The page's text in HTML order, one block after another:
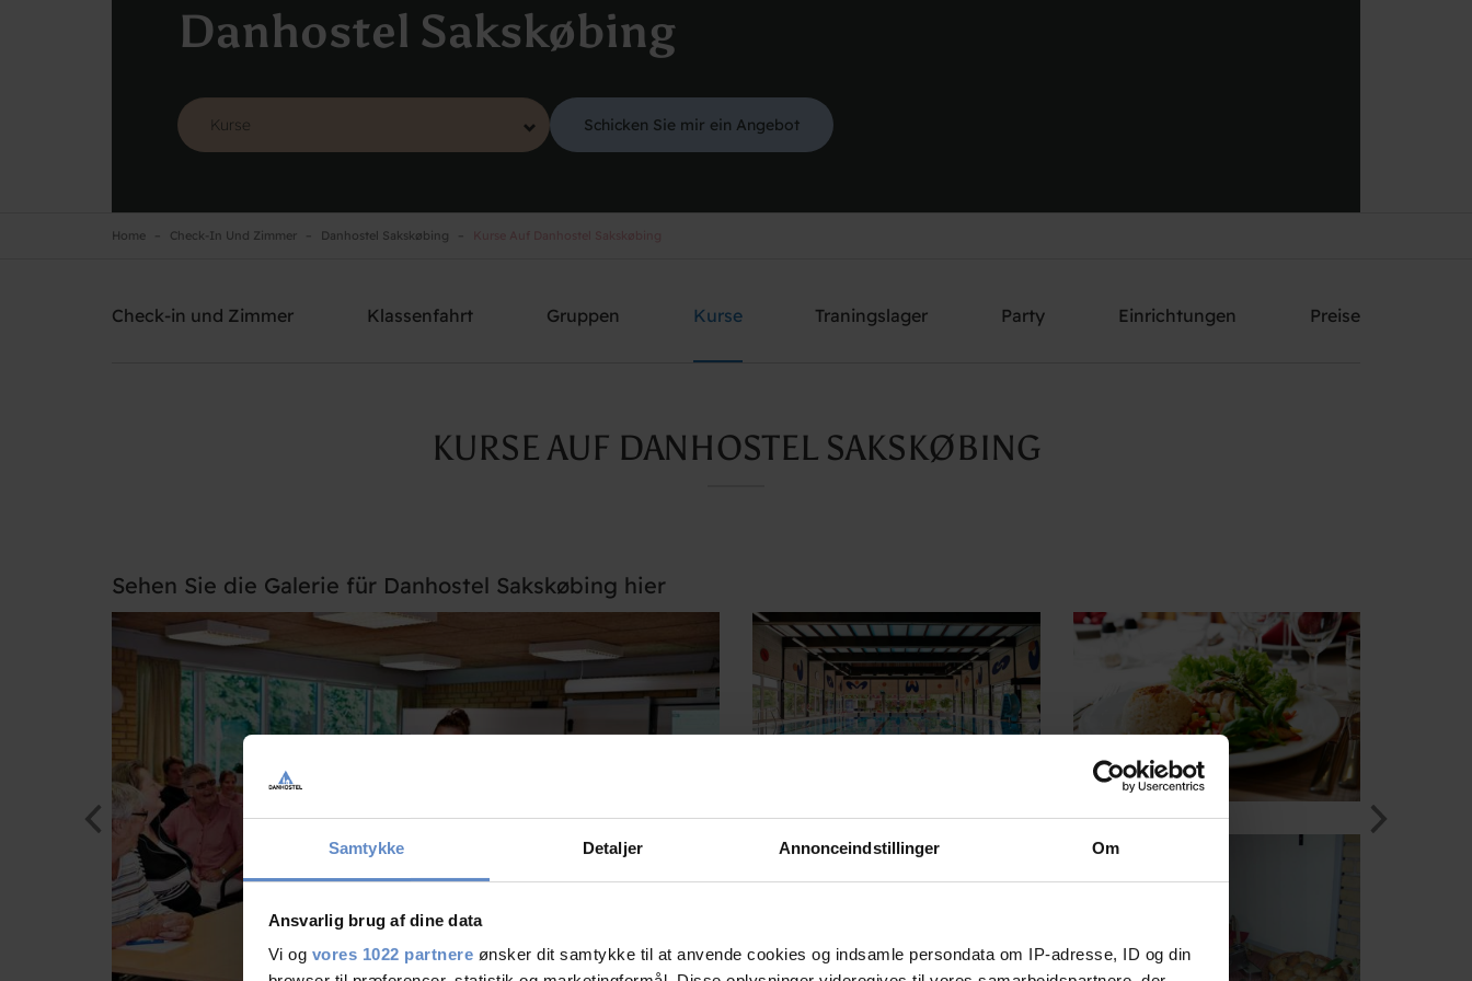
Samtykke Detaljer Annonceindstillinger Om
Ansvarlig brug af dine data
Vi og vores 1022 partnere ønsker dit samtykke til at anvende cookies og indsamle persondata om IP-adresse, ID og din
Danhostel Sakskøbing
Schicken Sie mir ein Angebot
Home Check-In Und Zimmer Danhostel Sakskøbing
Check-in und Zimmer Klassenfahrt Gruppen Kurse Traningslager Party Einrichtungen Preise
KURSE AUF DANHOSTEL SAKSKØBING
Sehen Sie die Galerie für Danhostel Sakskøbing hier